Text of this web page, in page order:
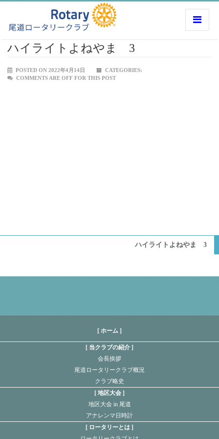
ハイライトよねやま 3
POSTED ON 2022年4月14日
CATEGORIES:
COMMENTS ARE OFF FOR THIS POST
ハイライトよねやま 3
[ ホーム ]
当クラブの紹介
会長挨拶
尾道ロータリークラブ概況
クラブ略史
地区大会
地区大会 in 尾道
アナレンマ日時計
ロータリーとは